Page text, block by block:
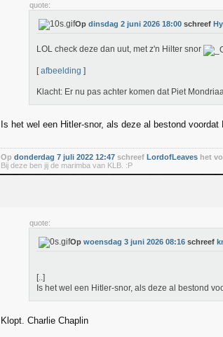
quote:
Op dinsdag 2 juni 2026 18:00 schreef
LOL check deze dan uut, met z'n Hilter snor
[afbeelding ]
Klacht: Er nu pas achter komen dat Piet
Is het wel een Hitler-snor, als deze al bestond voordat
Op donderdag 7 juli 2022 12:47 schreef LordofLeaves het
Bij deze ben jij de marimba van KLB. :P
quote:
Op woensdag 3 juni 2026 08:16 schreef
[..]
Is het wel een Hitler-snor, als deze al bestond
Klopt. Charlie Chaplin